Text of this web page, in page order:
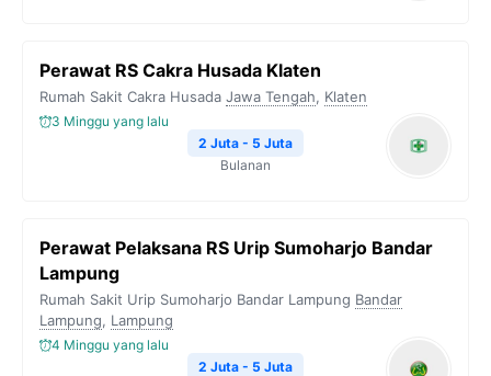
Perawat RS Cakra Husada Klaten
Rumah Sakit Cakra Husada Jawa Tengah, Klaten
3 Minggu yang lalu
2 Juta - 5 Juta
Bulanan
Perawat Pelaksana RS Urip Sumoharjo Bandar
Lampung
Rumah Sakit Urip Sumoharjo Bandar Lampung Bandar
Lampung, Lampung
4 Minggu yang lalu
2 Juta - 5 Juta